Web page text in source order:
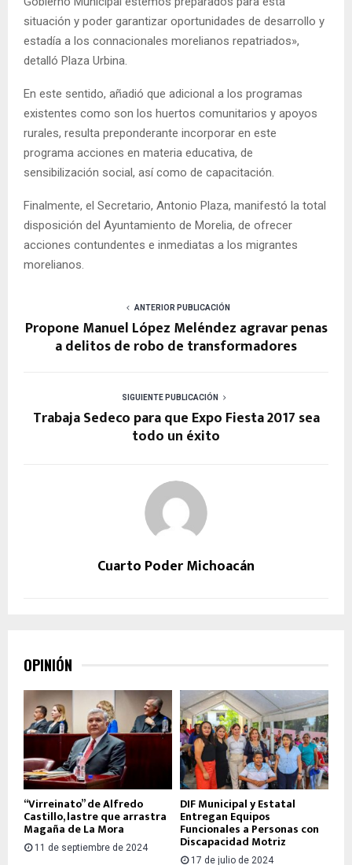
situación y poder garantizar oportunidades de desarrollo y
estadía a los connacionales morelianos repatriados»,
detalló Plaza Urbina.
En este sentido, añadió que adicional a los programas
existentes como son los huertos comunitarios y apoyos
rurales, resulta preponderante incorporar en este
programa acciones en materia educativa, de
sensibilización social, así como de capacitación.
Finalmente, el Secretario, Antonio Plaza, manifestó la total
disposición del Ayuntamiento de Morelia, de ofrecer
acciones contundentes e inmediatas a los migrantes
morelianos.
ANTERIOR PUBLICACIÓN
Propone Manuel López Meléndez agravar penas
a delitos de robo de transformadores
SIGUIENTE PUBLICACIÓN
Trabaja Sedeco para que Expo Fiesta 2017 sea
todo un éxito
Cuarto Poder Michoacán
OPINIÓN
“Virreinato” de Alfredo
Castillo, lastre que arrastra
Magaña de La Mora
11 de septiembre de 2024
DIF Municipal y Estatal
Entregan Equipos
Funcionales a Personas con
Discapacidad Motriz
17 de julio de 2024